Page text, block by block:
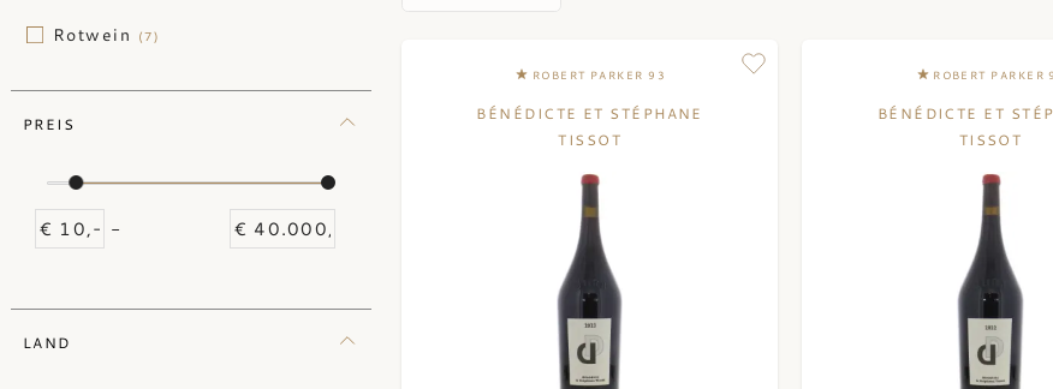
Rotwein (7)
PREIS
-
LAND
ROBERT PARKER 93
BÉNÉDICTE ET STÉPHANE
TISSOT
ROBERT PARKER
BÉNÉDICTE ET
TISSOT